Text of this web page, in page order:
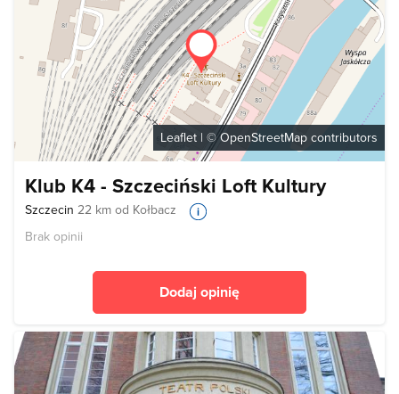
Leaflet | ©OpenStreetMap contributors
Klub K4 - Szczeciński Loft Kultury
Szczecin 22 km od Kołbacz
Brak opinii
Dodaj opinię